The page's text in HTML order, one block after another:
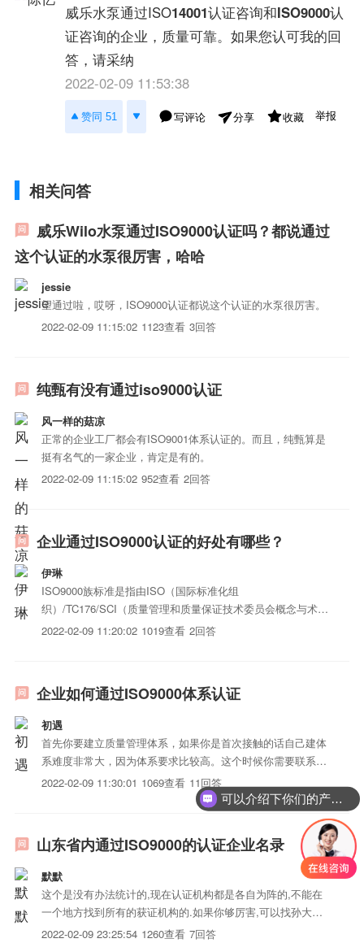
威乐水泵通过ISO14001认证咨询和ISO9000认
证咨询的企业，质量可靠。如果您认可我的回
答，请采纳
2022-02-09 11:53:38
赞同 51 写评论 分享 收藏 举报
相关问答
威乐Wilo水泵通过ISO9000认证吗？都说通过
这个认证的水泵很厉害，哈哈
jessie
望通过啦，哎呀，ISO9000认证都说这个认证的水泵很厉害。
2022-02-09 11:15:02 1123查看 3回答
纯甄有没有通过iso9000认证
风一样的菇凉
正常的企业工厂都会有ISO9001体系认证的。而且，纯甄算是
挺有名气的一家企业，肯定是有的。
2022-02-09 11:15:02 952查看 2回答
企业通过ISO9000认证的好处有哪些？
伊琳
ISO9000族标准是指由ISO（国际标准化组
织）/TC176/SCI（质量管理和质量保证技术委员会概念与术语
分委员会）制定的所有国际标准，其本质是一套阐述质量体系
2022-02-09 11:20:02 1019查看 2回答
企业如何通过ISO9000体系认证
初遇
首先你要建立质量管理体系，如果你是首次接触的话自己建体
系难度非常大，因为体系要求比较高。这个时候你需要联系咨
询机构，他们会协助你建立完整的适合你公司运行的质量管理
体系。试运行3个月，表明质量管理体系已经正常运行，则向
相关认证机构提出认证申请，然后就走一套认证流程，具体咨
2022-02-09 11:30:01 1069查看 11回答
山东省内通过ISO9000的认证企业名录
默默
这个是没有办法统计的,现在认证机构都是各自为阵的,不能在
一个地方找到所有的获证机构的.如果你够厉害,可以找孙大伟,
让他通知一下认证机构,把所有山东省境内的获证机构统计一
2022-02-09 23:25:54 1260查看 7回答
可以介绍下你们的产品么？